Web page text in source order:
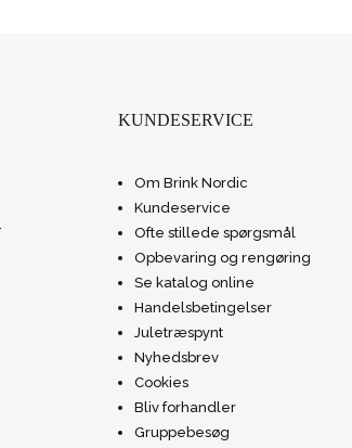
KUNDESERVICE
Om Brink Nordic
Kundeservice
Ofte stillede spørgsmål
Opbevaring og rengøring
Se katalog online
Handelsbetingelser
Juletræspynt
Nyhedsbrev
Cookies
Bliv forhandler
Gruppebesøg